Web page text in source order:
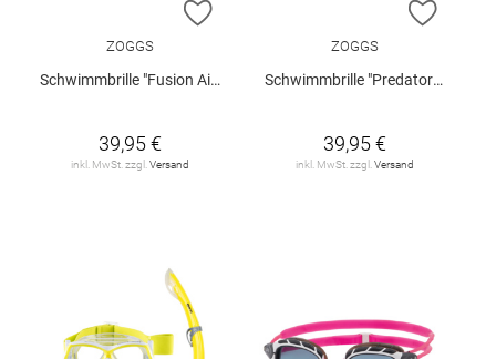
ZUR WUNSCHLISTE HINZUFÜGEN
ZOGGS
Schwimmbrille "Fusion Air Titanium"
39,95 €
inkl. MwSt. zzgl.Versand
ZUR
ZOGGS
Schwimmbrille "Predator Titanium"
39,95 €
inkl. MwSt. zzgl.Versand